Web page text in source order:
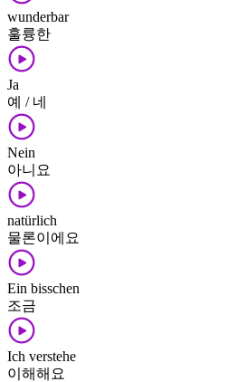
wunderbar
훌륭한
Ja
예 / 네
Nein
아니요
natürlich
물론이에요
Ein bisschen
조금
Ich verstehe
이해해요